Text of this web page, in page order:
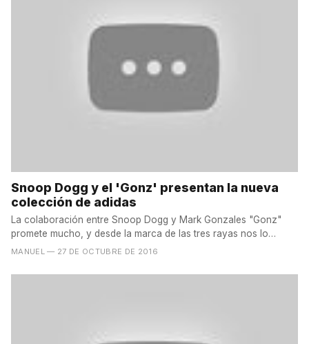
Snoop Dogg y el 'Gonz' presentan la nueva
colección de adidas
La colaboración entre Snoop Dogg y Mark Gonzales "Gonz"
promete mucho, y desde la marca de las tres rayas nos lo
hacen...
MANUEL — 27 DE OCTUBRE DE 2016